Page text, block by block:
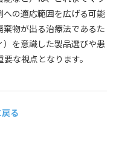
の適応範囲を広げる可能
物が出る治療法であるた
を意識した製品選びや患
な視点となります。
る